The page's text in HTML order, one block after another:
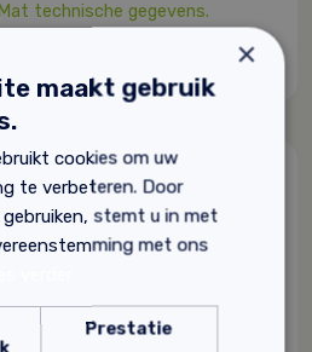
technische gegevens.
producten
×
maakt gebruik
cookies om uw
te verbeteren. Door
stemt u in met
met ons
Prestatie